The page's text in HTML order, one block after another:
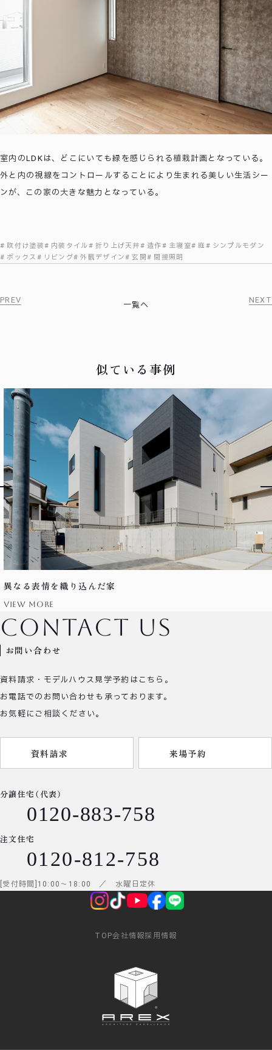
室内のLDKは、どこにいても緑を感じられる植栽計画となっている。
外と内の視線をコントロールすることにより生まれる美しい生活シー
ンが、この家の大きな魅力となっている。
吹付け塗装 内装タイル 折り上げ天井 造作 主寝室 庭
シンプルモダン
ボックス
リビング 外観デザイン 玄関 間接照明
PREV
一覧へ
NEXT
似ている事例
異なる表情を織り込んだ家
view more
お問い合わせ
contact us
資料請求・モデルハウス見学予約はこちら。
お電話でのお問い合わせも承っております。
お気軽にご相談ください。
資料請求 来場予約
分譲住宅（代表）
0120-883-758
注文住宅
0120-812-758
受付時間 10:00 ～ 18:00 ／ 水曜日定休
TOP会社情報採用情報